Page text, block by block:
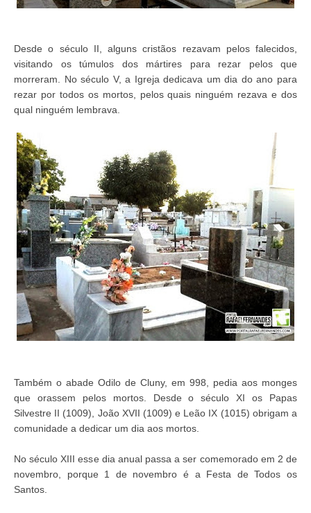
Desde o século II, alguns cristãos rezavam pelos falecidos,
visitando os túmulos dos mártires para rezar pelos que
morreram. No século V, a Igreja dedicava um dia do ano para
rezar por todos os mortos, pelos quais ninguém rezava e dos
qual ninguém lembrava.
Também o abade Odilo de Cluny, em 998, pedia aos monges
que orassem pelos mortos. Desde o século XI os Papas
Silvestre II (1009), João XVII (1009) e Leão IX (1015) obrigam a
comunidade a dedicar um dia aos mortos.
No século XIII esse dia anual passa a ser comemorado em 2 de
novembro, porque 1 de novembro é a Festa de Todos os
Santos.